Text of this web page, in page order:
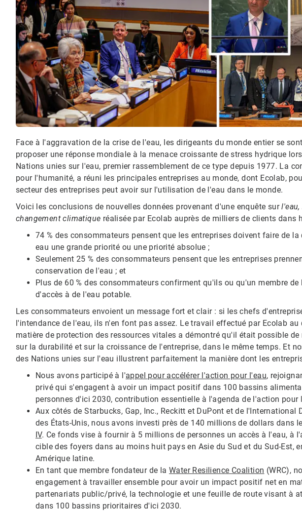
Face à l'aggravation de la crise de l'eau, les dirigeants du monde entier se
proposer une réponse mondiale à la menace croissante de stress hydrique
Nations unies sur l'eau, premier rassemblement de ce type depuis 1977. La
pour l'humanité, a réuni les principales entreprises au monde, dont Ecolab,
secteur des entreprises peut avoir sur l'utilisation de l'eau dans le monde.
Voici les conclusions de nouvelles données provenant d'une enquête sur
changement climatique réalisée par Ecolab auprès de milliers de clients dans
74 % des consommateurs pensent que les entreprises doivent faire de
eau une grande priorité ou une priorité absolue ;
Seulement 25 % des consommateurs pensent que les entreprises
conservation de l'eau ; et
Plus de 60 % des consommateurs confirment qu'ils ou qu'un membre
d'accès à de l'eau potable.
Les consommateurs envoient un message fort et clair : si les chefs
l'intendance de l'eau, ils n'en font pas assez. Le travail effectué par Ecolab au
matière de protection des ressources vitales a démontré qu'il était possible
sur la durabilité et sur la croissance de l'entreprise, dans le même temps. Et
des Nations unies sur l'eau illustrent parfaitement la manière dont les
Nous avons participé à l'appel pour accélérer l'action pour l'eau,
privé qui s'engagent à avoir un impact positif dans 100 bassins
personnes d'ici 2030, contribution essentielle à l'agenda de l'action pour
Aux côtés de Starbucks, Gap, Inc., Reckitt et DuPont et de l'International
des États-Unis, nous avons investi près de 140 millions de dollars dans le
IV. Ce fonds vise à fournir à 5 millions de personnes un accès à l'eau, à
cible des foyers dans au moins huit pays en Asie du Sud et du Sud-Est,
Amérique latine.
En tant que membre fondateur de la Water Resilience Coalition (WRC),
engagement à travailler ensemble pour avoir un impact positif net en
partenariats public/privé, la technologie et une feuille de route visant à
dans 100 bassins prioritaires d'ici 2030.